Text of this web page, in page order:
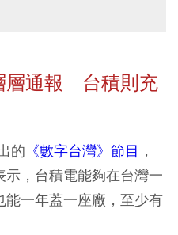
層通報 台積則充
的 《數字台灣》節目 ，
，台積電能夠在台灣一
一年蓋一座廠，至少有